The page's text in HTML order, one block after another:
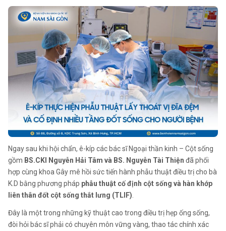
Ngay sau khi hội chẩn, ê-kíp các bác sĩ Ngoại thần kinh – Cột sống
gồm BS.CKI Nguyễn Hải Tâm và BS. Nguyễn Tài Thiện đã phối
hợp cùng khoa Gây mê hồi sức tiến hành phẫu thuật điều trị cho bà
K.D bằng phương pháp phẫu thuật cố định cột sống và hàn khớp
liên thân đốt cột sống thắt lưng (TLIF)
Đây là một trong những kỹ thuật cao trong điều trị hẹp ống sống,
đòi hỏi bác sĩ phải có chuyên môn vững vàng, thao tác chính xác